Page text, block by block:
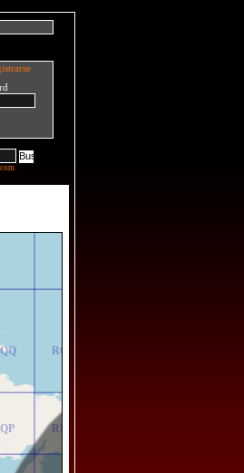
QP
QQ
QR
RP
RQ
RR